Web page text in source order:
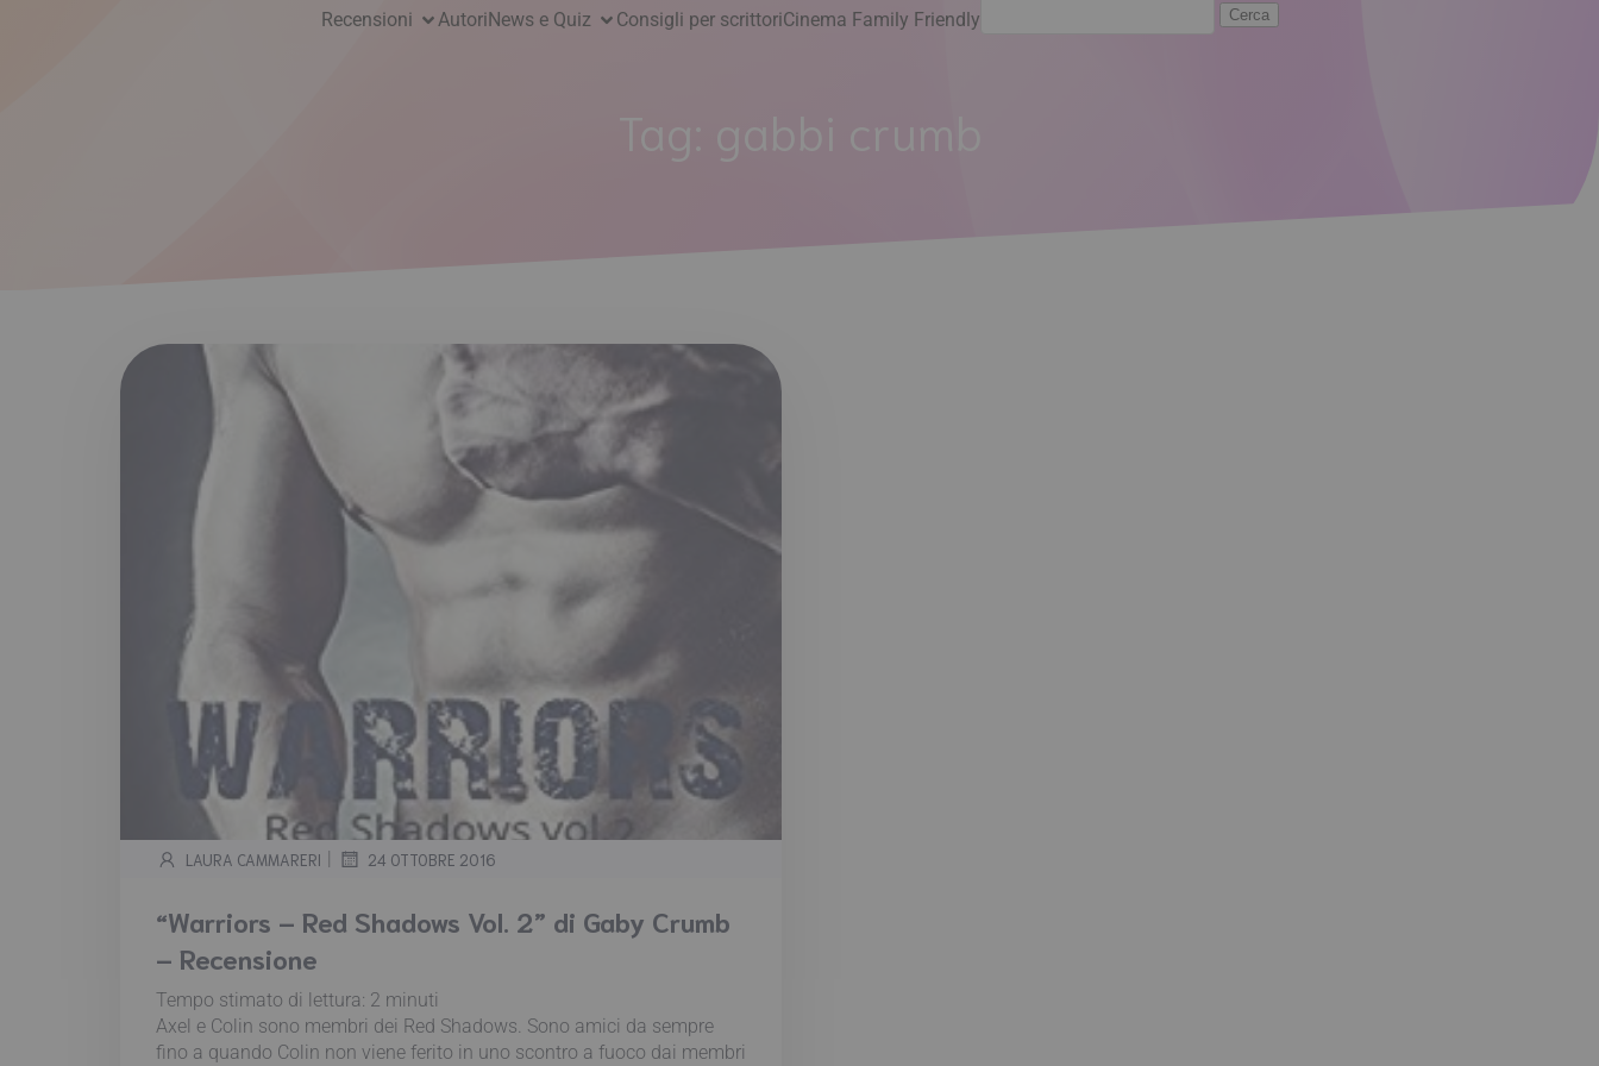
Recensioni AutoriNews e Quiz Consigli per scrittoriCinema Family Friendlyper:
LAURA CAMMARERI | 24 OTTOBRE 2016
“Warriors – Red Shadows Vol. 2” di Gaby Crumb
– Recensione
Tempo stimato di lettura: 2 minuti
Axel e Colin sono membri dei Red Shadows. Sono amici da sempre
fino a quando Colin non viene ferito in uno scontro a fuoco dai membri